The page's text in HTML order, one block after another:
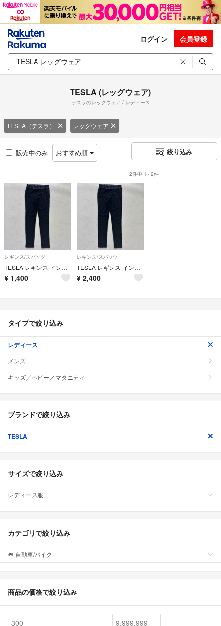
ログイン 会員登録
TESLA (レッグウェア)
テスラのレッグウェア / レディース
TESLA（テスラ） レッグウェア
販売中のみ おすすめ順 絞り込み
2件中 1 - 2件
レギンス/スパッツ
TESLA レギンス インナー 防寒 M（C794）
¥ 1,400
レギンス/スパッツ
TESLA レギンス インナー 防寒 M（C794）
¥ 2,400
タイプで絞り込み
レディース
メンズ
キッズ／ベビー／マタニティ
ブランドで絞り込み
TESLA
サイズで絞り込み
レディース服
カテゴリで絞り込み
自動車/バイク
商品の価格で絞り込み